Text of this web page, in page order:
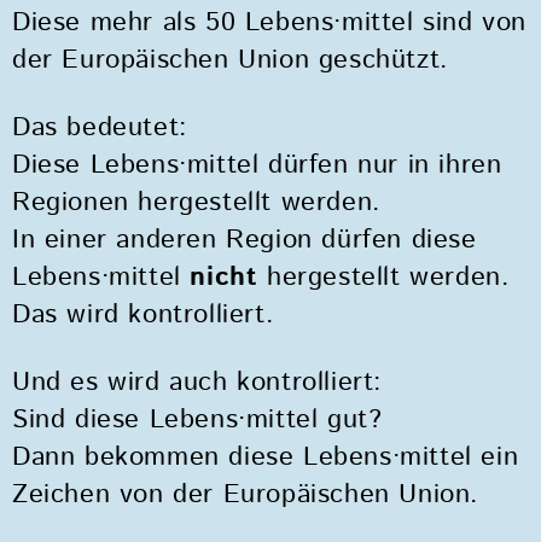
Diese mehr als 50 Lebens·mittel sind von
der Europäischen Union geschützt.
Das bedeutet:
Diese Lebens·mittel dürfen nur in ihren
Regionen hergestellt werden.
In einer anderen Region dürfen diese
Lebens·mittel nicht hergestellt werden.
Das wird kontrolliert.
Und es wird auch kontrolliert:
Sind diese Lebens·mittel gut?
Dann bekommen diese Lebens·mittel ein
Zeichen von der Europäischen Union.